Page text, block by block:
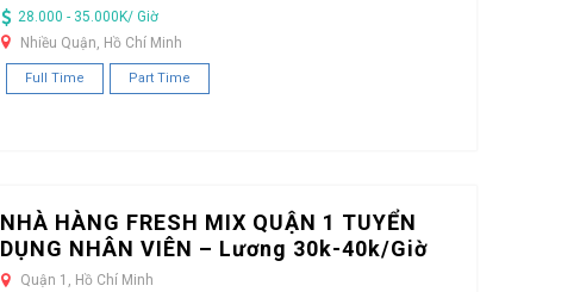
28.000 - 35.000K/ Giờ
Nhiều Quận, Hồ Chí Minh
Full Time Part Time
NHÀ HÀNG FRESH MIX QUẬN 1 TUYỂN
DỤNG NHÂN VIÊN – Lương 30k-40k/Giờ
Quận 1, Hồ Chí Minh